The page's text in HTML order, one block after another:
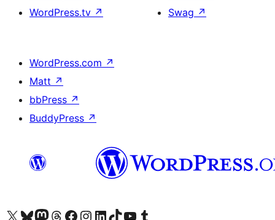
WordPress.tv ↗
Swag ↗
WordPress.com ↗
Matt ↗
bbPress ↗
BuddyPress ↗
Visit our X (formerly Twitter) account
Visit our Bluesky account
Visit our Mastodon account
Visit our Threads account
Visit our Facebook page
Visit our Instagram account
Visit our LinkedIn account
Visit our TikTok account
Visit our YouTube channel
Visit our Tumblr account